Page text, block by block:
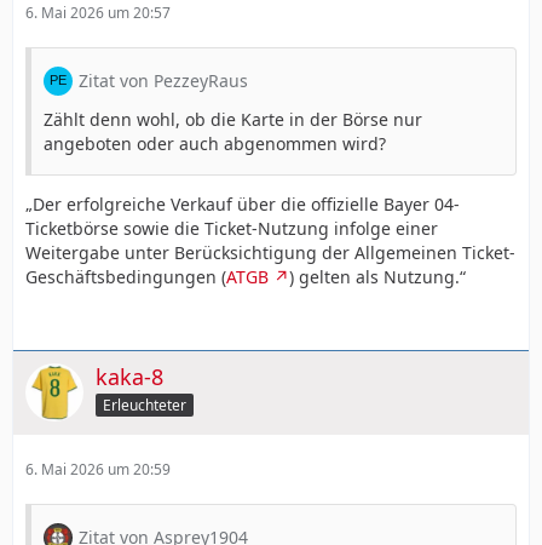
6. Mai 2026 um 20:57
Zitat von PezzeyRaus
Zählt denn wohl, ob die Karte in der Börse nur
angeboten oder auch abgenommen wird?
„Der erfolgreiche Verkauf über die offizielle Bayer 04-
Ticketbörse sowie die Ticket-Nutzung infolge einer
Weitergabe unter Berücksichtigung der Allgemeinen Ticket-
Geschäftsbedingungen (ATGB ) gelten als Nutzung.“
kaka-8
Erleuchteter
6. Mai 2026 um 20:59
Zitat von Asprey1904